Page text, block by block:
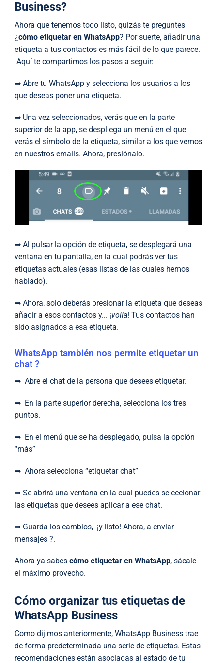
Business?
Ahora que tenemos todo listo, quizás te preguntes
¿cómo etiquetar en WhatsApp? Por suerte, añadir una
etiqueta a tus contactos es más fácil de lo que parece.
Aquí te compartimos los pasos a seguir:
➡ Abre tu WhatsApp y selecciona los usuarios a los
que deseas poner una etiqueta.
➡ Una vez seleccionados, verás que en la parte
superior de la app, se despliega un menú en el que
verás el símbolo de la etiqueta, similar a los que vemos
en nuestros emails. Ahora, presiónalo.
➡ Al pulsar la opción de etiqueta, se desplegará una
ventana en tu pantalla, en la cual podrás ver tus
etiquetas actuales (esas listas de las cuales hemos
hablado).
➡ Ahora, solo deberás presionar la etiqueta que deseas
añadir a esos contactos y... ¡voila! Tus contactos han
sido asignados a esa etiqueta.
WhatsApp también nos permite etiquetar un
chat ?
➡ Abre el chat de la persona que desees etiquetar.
➡ En la parte superior derecha, selecciona los tres
puntos.
➡ En el menú que se ha desplegado, pulsa la opción
“más”
➡ Ahora selecciona “etiquetar chat”
➡ Se abrirá una ventana en la cual puedes seleccionar
las etiquetas que desees aplicar a ese chat.
➡ Guarda los cambios, ¡y listo! Ahora, a enviar
mensajes ?.
Ahora ya sabes cómo etiquetar en WhatsApp, sácale
el máximo provecho.
Cómo organizar tus etiquetas de
WhatsApp Business
Como dijimos anteriormente, WhatsApp Business trae
de forma predeterminada una serie de etiquetas. Estas
recomendaciones están asociadas al estado de tu